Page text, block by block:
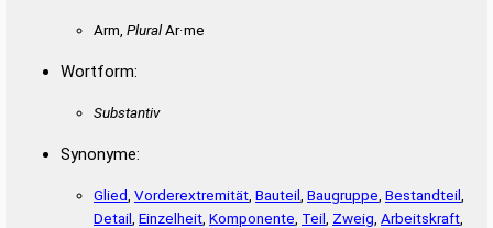
Arm, PluralAr·me
Wortform:
Substantiv
Synonyme:
Glied Vorderextremität Bauteil Baugruppe Bestandteil
Detail Einzelheit Komponente Teil Zweig Arbeitskraft